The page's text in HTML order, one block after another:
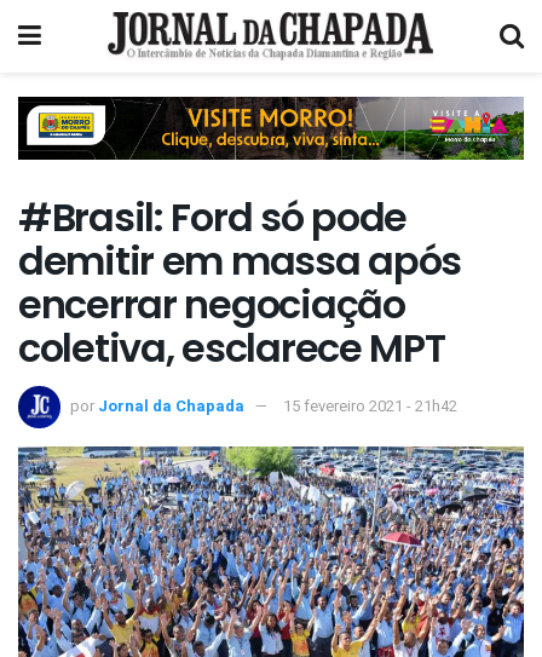
#Brasil: Ford só pode
demitir em massa após
encerrar negociação
coletiva, esclarece MPT
por Jornal da Chapada 15 fevereiro 2021 - 21h42